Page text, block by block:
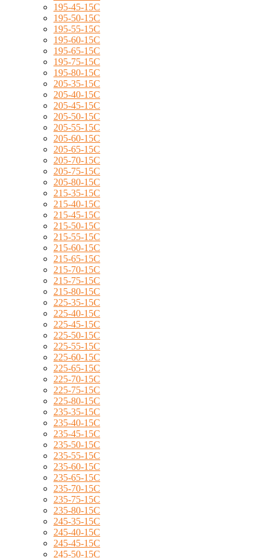
195-45-15C
195-50-15C
195-55-15C
195-60-15C
195-65-15C
195-75-15C
195-80-15C
205-35-15C
205-40-15C
205-45-15C
205-50-15C
205-55-15C
205-60-15C
205-65-15C
205-70-15C
205-75-15C
205-80-15C
215-35-15C
215-40-15C
215-45-15C
215-50-15C
215-55-15C
215-60-15C
215-65-15C
215-70-15C
215-75-15C
215-80-15C
225-35-15C
225-40-15C
225-45-15C
225-50-15C
225-55-15C
225-60-15C
225-65-15C
225-70-15C
225-75-15C
225-80-15C
235-35-15C
235-40-15C
235-45-15C
235-50-15C
235-55-15C
235-60-15C
235-65-15C
235-70-15C
235-75-15C
235-80-15C
245-35-15C
245-40-15C
245-45-15C
245-50-15C